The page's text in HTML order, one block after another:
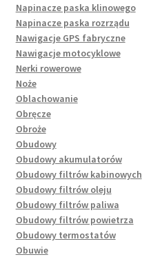
Napinacze paska klinowego
Napinacze paska rozrządu
Nawigacje GPS fabryczne
Nawigacje motocyklowe
Nerki rowerowe
Noże
Oblachowanie
Obręcze
Obroże
Obudowy
Obudowy akumulatorów
Obudowy filtrów kabinowych
Obudowy filtrów oleju
Obudowy filtrów paliwa
Obudowy filtrów powietrza
Obudowy termostatów
Obuwie